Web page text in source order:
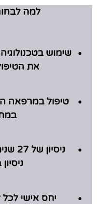
למה
שימוש
את
טיפול במרפאה
יחס אישי לכל